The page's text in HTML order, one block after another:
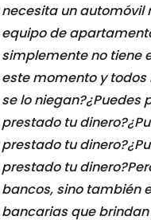
necesita un automóvil
equipo de
simplemente no tiene
este momento y todos
se lo niegan?¿Puedes
prestado tu
prestado tu
prestado tu
bancos, sino también
bancarias que brindan